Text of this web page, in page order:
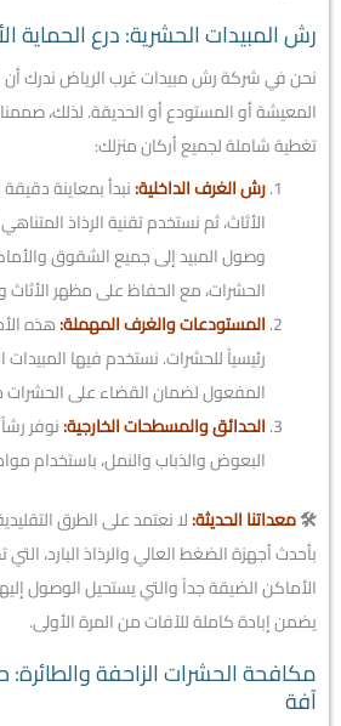
رش المبيدات الحشرية: درع الحماية
نحن في شركة رش مبيدات غرب الرياض ندرك أن
المعيشة أو المستودع أو الحديقة. لذلك،
تغطية شاملة لجميع أركان منزلك:
رش الغرف الداخلية:نبدأ بمعاينة
وصول المبيد إلى جميع الشقوق
الحشرات، مع الحفاظ على مظهر الأثاث
المستودعات والغرف المهملة:هذه
رئيسياً للحشرات. نستخدم فيها المبيدات
المفعول لضمان القضاء على الحشرات
الحدائق والمسطحات الخارجية:نوفر
البعوض والذباب والنمل، باستخدام مواد
🛠️معداتنا الحديثة:لا نعتمد على الطرق
بأحدث أجهزة الضغط العالي والرذاذ البارد،
الأماكن الضيقة جداً والتي يستحيل الوصول
يضمن إبادة كاملة للآفات من المرة الأولى.
مكافحة الحشرات الزاحفة
آفة